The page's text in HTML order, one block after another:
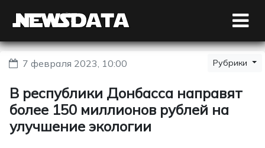
7 февраля 2023, 10:00 Рубрики
В республики Донбасса направят
более 150 миллионов рублей на
улучшение экологии